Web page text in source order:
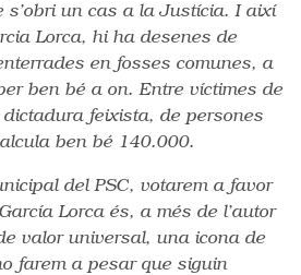
s’obri un cas a la Justícia. I així
Lorca, hi ha desenes de
en fosses comunes, a
ben bé a on. Entre víctimes de
feixista, de persones
ben bé 140.000.
del PSC, votarem a favor
Lorca és, a més de l’autor
valor universal, una icona de
farem a pesar que siguin